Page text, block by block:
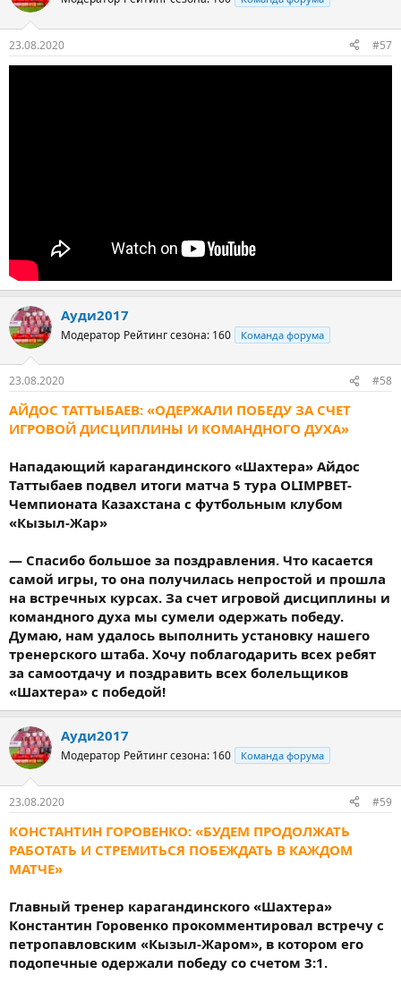
23.08.2020 #57
Ауди2017
Модератор Рейтинг сезона: 160 Команда форума
23.08.2020 #58
АЙДОС ТАТТЫБАЕВ: «ОДЕРЖАЛИ ПОБЕДУ ЗА СЧЕТ
ИГРОВОЙ ДИСЦИПЛИНЫ И КОМАНДНОГО ДУХА»
Нападающий карагандинского «Шахтера» Айдос
Таттыбаев подвел итоги матча 5 тура OLIMPBET-
Чемпионата Казахстана с футбольным клубом
«Кызыл-Жар»⠀⠀
— Спасибо большое за поздравления. Что касается
самой игры, то она получилась непростой и прошла
на встречных курсах. За счет игровой дисциплины и
командного духа мы сумели одержать победу.
Думаю, нам удалось выполнить установку нашего
тренерского штаба. Хочу поблагодарить всех ребят
за самоотдачу и поздравить всех болельщиков
«Шахтера» с победой!
Ауди2017
Модератор Рейтинг сезона: 160 Команда форума
23.08.2020 #59
КОНСТАНТИН ГОРОВЕНКО: «БУДЕМ ПРОДОЛЖАТЬ
РАБОТАТЬ И СТРЕМИТЬСЯ ПОБЕЖДАТЬ В КАЖДОМ
МАТЧЕ»
Главный тренер карагандинского «Шахтера»
Константин Горовенко прокомментировал встречу с
петропавловским «Кызыл-Жаром», в котором его
подопечные одержали победу со счетом 3:1.